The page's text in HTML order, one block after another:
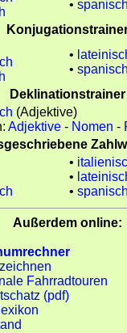
• spanisch
•
• spanisch
Deklinationstrainer
(Adjektive)
Adjektive- Nomen -
•
•
• spanisch
Außerdem online:
Fahrradtouren
(pdf)